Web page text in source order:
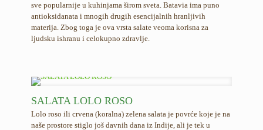
sve popularnije u kuhinjama širom sveta. Batavia ima puno
antioksidanata i mnogih drugih esencijalnih hranljivih
materija. Zbog toga je ova vrsta salate veoma korisna za
ljudsku ishranu i celokupno zdravlje.
SALATA LOLO ROSO
Lolo roso ili crvena (koralna) zelena salata je povrće koje je na
naše prostore stiglo još davnih dana iz Indije, ali je tek u